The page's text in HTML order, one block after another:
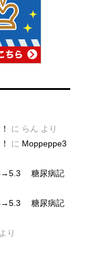
に らん より
に Moppeppe3
糖尿病記
糖尿病記
より